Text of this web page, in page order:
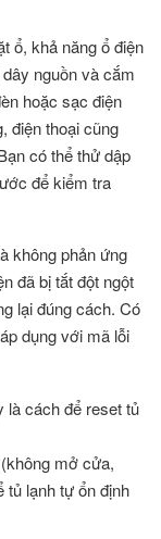
ổ, khả năng ổ điện
nguồn và cắm
hoặc sạc điện
điện thoại cũng
có thể thử dập
để kiểm tra
không phản ứng
đã bị tắt đột ngột
lại đúng cách. Có
dụng với mã lỗi
là cách để reset tủ
mở cửa,
tủ lạnh tự ổn định